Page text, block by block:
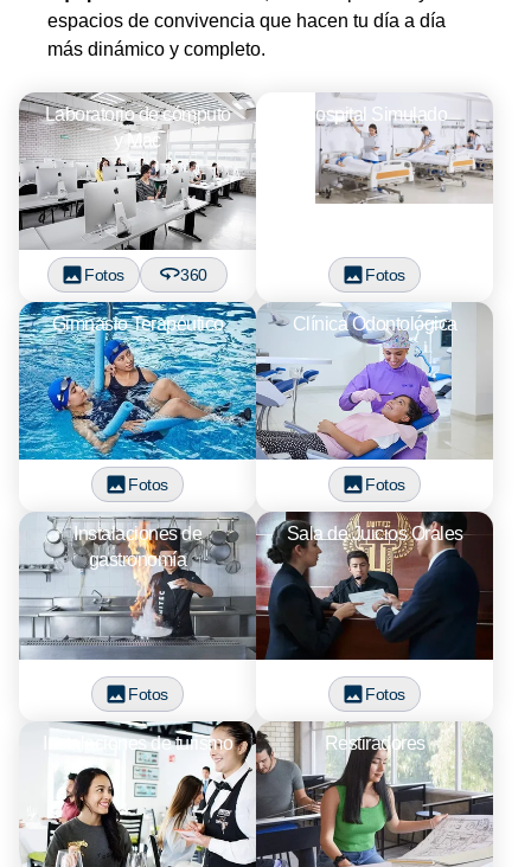
espacios de convivencia que hacen tu día a día
más dinámico y completo.
Laboratorio de cómputo
y Mac
Fotos 360
Hospital Simulado
Fotos
Gimnasio Terapéutico
Fotos
Clínica Odontológica
Fotos
Instalaciones de
gastronomía
Fotos
Sala de Juicios Orales
Fotos
Instalaciones de turismo Restiradores